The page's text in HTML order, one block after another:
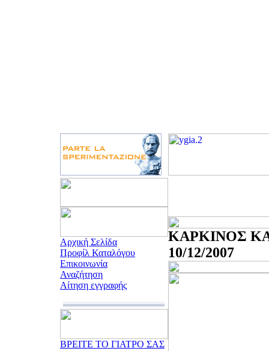
Αρχική Σελίδα
Προφίλ Καταλόγου
Επικοινωνία
Αναζήτηση
Αίτηση εγγραφής
ΒΡΕΙΤΕ ΤΟ ΓΙΑΤΡΟ ΣΑΣ
ΚΑΡΚΙΝΟΣ
10/12/2007